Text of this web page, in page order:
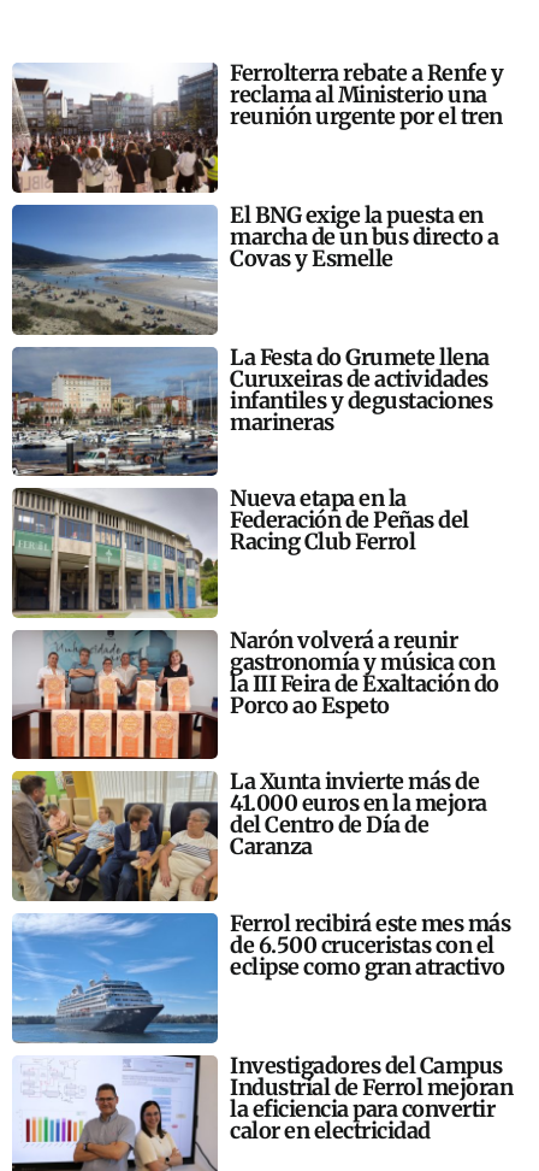
Ferrolterra rebate a Renfe y
reclama al Ministerio una
reunión urgente por el tren
El BNG exige la puesta en
marcha de un bus directo a
Covas y Esmelle
La Festa do Grumete llena
Curuxeiras de actividades
infantiles y degustaciones
marineras
Nueva etapa en la
Federación de Peñas del
Racing Club Ferrol
Narón volverá a reunir
gastronomía y música con
la III Feira de Exaltación do
Porco ao Espeto
La Xunta invierte más de
41.000 euros en la mejora
del Centro de Día de
Caranza
Ferrol recibirá este mes más
de 6.500 cruceristas con el
eclipse como gran atractivo
Investigadores del Campus
Industrial de Ferrol mejoran
la eficiencia para convertir
calor en electricidad